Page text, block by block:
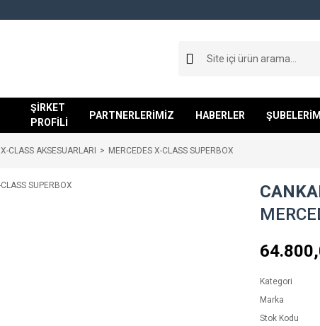
ŞİRKET
PROFİLİ
PARTNERLERİMİZ HABERLER
X-CLASS AKSESUARLARI MERCEDES X-CLASS SUPERBOX
Kategori
Marka
Stok Kodu